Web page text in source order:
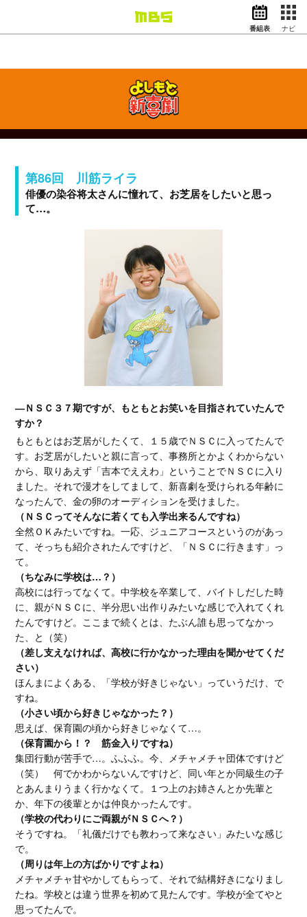
天気・防災
EN 検索 番組表
番組表 ナビ
第86回 川筋ライラ
俳優の染谷将太さんに憧れて、お芝居をしたいと思っ
て…。
―ＮＳＣ３７期ですが、もともとお笑いを目指されていたんで
すか？
もともとはお芝居がしたくて、１５歳でＮＳＣに入ってたんで
す。お芝居がしたいと親に言って、事務所とかよくわからない
から、取りあえず「吉本でええわ」ということでＮＳＣに入り
ました。それで漫才をしてまして、新喜劇を受けられる年齢に
なったんで、金の卵のオーディションを受けました。
（ＮＳＣってそんなに若くても入学出来るんですね）
全然ＯＫみたいですね。一応、ジュニアコースというのがあっ
て、そっちも紹介されたんですけど、「ＮＳＣに行きます」っ
て。
（ちなみに学校は…？）
高校には行ってなくて。中学校を卒業して、バイトしだした時
に、親がＮＳＣに、半分思い出作りみたいな感じで入れてくれ
たんですけど。ここまで続くとは、たぶん誰も思ってなかっ
た、と（笑）
（差し支えなければ、高校に行かなかった理由を聞かせてくだ
さい）
ほんまによくある、「学校が好きじゃない」っていうだけ、で
すね。
（小さい頃から好きじゃなかった？）
思えば、保育園の頃から好きじゃなくて…。
（保育園から！？ 筋金入りですね）
集団行動が苦手で…。ふふふ。今、メチャメチャ団体ですけど
（笑） 何でかわからないんですけど、同い年とか同級生の子
とあんまりうまく行かなくて。１つ上のお姉さんとか先輩と
か、年下の後輩とかは仲良かったんです。
（学校の代わりにご両親がＮＳＣへ？）
そうですね。「礼儀だけでも教わって来なさい」みたいな感じ
で。
（周りは年上の方ばかりですよね）
メチャメチャ甘やかしてもらって、それで結構好きになりまし
たね。学校とは違う世界を初めて見たんです。学校が全てやと
思ってたんで。